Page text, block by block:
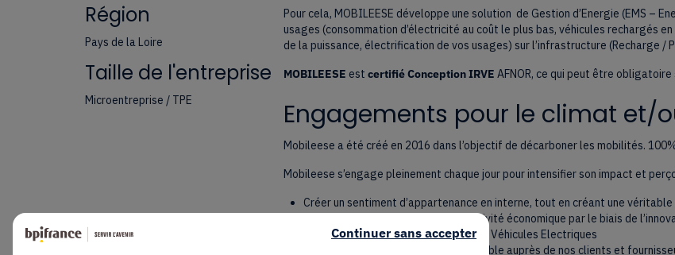
Région
Pays de la Loire
Taille de l'entreprise
Microentreprise / TPE
Pour cela, MOBILEESE développe une solution de Gestion d’Energie (EMS –
usages (consommation d’électricité au coût le plus bas, véhicules rechargés
de la puissance, électrification de vos usages) sur l’infrastructure (Recharge /
MOBILEESE est certifié Conception IRVE AFNOR, ce qui peut être
Engagements pour le climat et/
Mobileese a été créé en 2016 dans l’objectif de décarboner les mobilités.
Mobileese s’engage pleinement chaque jour pour intensifier son impact et
Créer un sentiment d’appartenance en interne, tout en créant une
Faire évoluer positivement notre activité économique par le biais de
des Infrastructures de recharge pour Véhicules Electriques
Asseoir notre image qualitative et fiable auprès de nos clients et
Continuer sans accepter